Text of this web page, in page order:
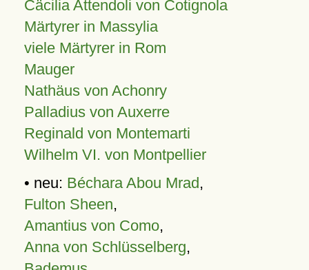
Cäcilia Attendoli von Cotignola
Märtyrer in Massylia
viele Märtyrer in Rom
Mauger
Nathäus von Achonry
Palladius von Auxerre
Reginald von Montemarti
Wilhelm VI. von Montpellier
• neu: Béchara Abou Mrad,
Fulton Sheen,
Amantius von Como,
Anna von Schlüsselberg,